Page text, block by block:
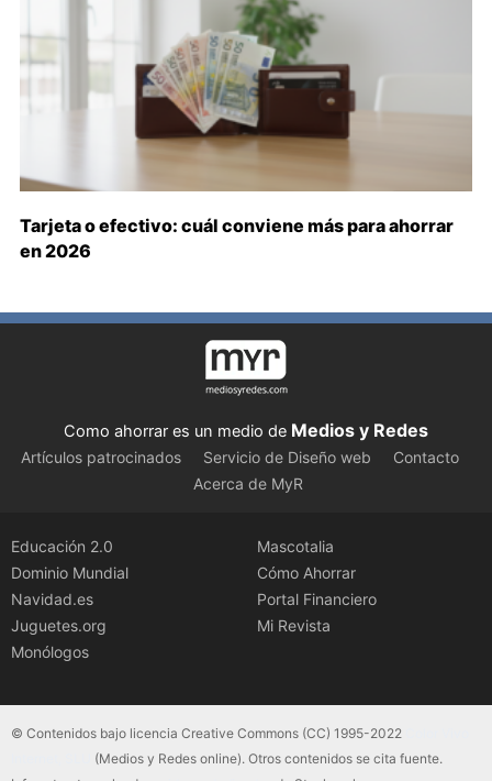
Tarjeta o efectivo: cuál conviene más para ahorrar
en 2026
Como ahorrar es un medio de Medios y Redes
Artículos patrocinados Servicio de Diseño web
Contacto
Acerca de MyR
Educación 2.0
Dominio Mundial
Navidad.es
Juguetes.org
Monólogos
Mascotalia
Cómo Ahorrar
Portal Financiero
Mi Revista
© Contenidos bajo licencia Creative Commons (CC) 1995-2022
(Medios y Redes online). Otros contenidos se cita fuente.